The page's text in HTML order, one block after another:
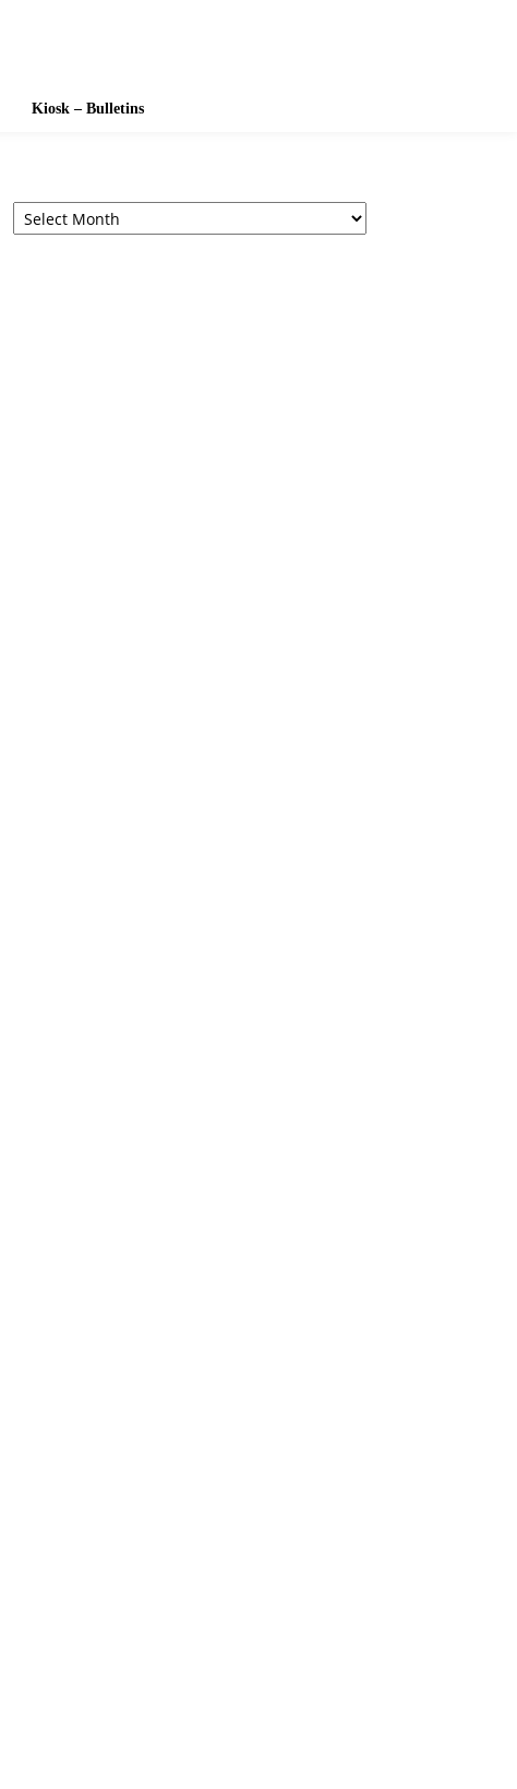
Kiosk – Bulletins
Archives